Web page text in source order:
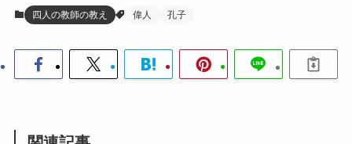
四人の教師の教え 偉人 孔子